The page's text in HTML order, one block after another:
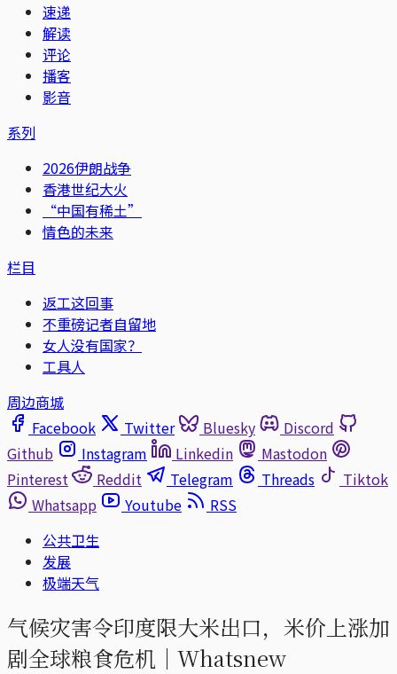
速递
解读
评论
播客
影音
系列
2026伊朗战争
香港世纪大火
“中国有稀土”
情色的未来
栏目
返工这回事
不重磅记者自留地
女人没有国家？
工具人
周边商城
Facebook
Twitter Bluesky
Discord
Github
Instagram Linkedin
Mastodon
Pinterest
Reddit Telegram Threads
Tiktok
Whatsapp
Youtube
RSS
公共卫生
发展
极端天气
气候灾害令印度限大米出口，米价上涨加
剧全球粮食危机｜Whatsnew